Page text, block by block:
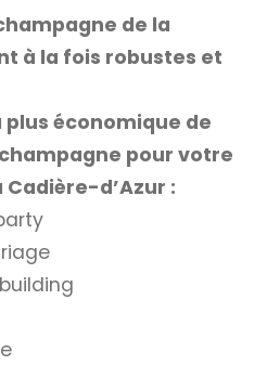
de la
à la fois robustes et
économique de
pour votre
d’Azur :